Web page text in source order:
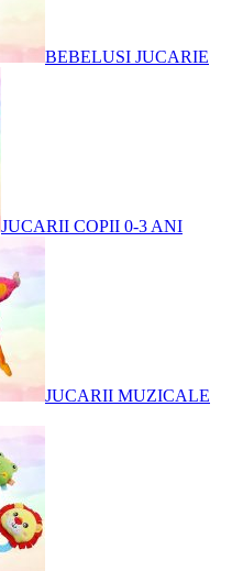
BEBELUSI JUCARIE
JUCARII COPII 0-3 ANI
JUCARII MUZICALE